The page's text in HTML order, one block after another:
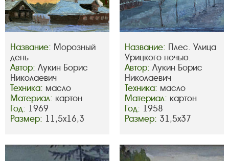
Название: Морозный
день
Автор: Лукин Борис
Николаевич
Техника: масло
Материал: картон
Год: 1969
Размер: 11,5х16,3
Название: Плес. Улица
Урицкого ночью.
Автор: Лукин Борис
Николаевич
Техника: масло
Материал: картон
Год: 1958
Размер: 31,5х37